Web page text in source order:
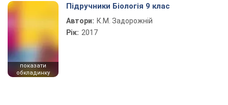
показати
обкладинку
Підручники Біологія 9 клас
Автори: К.М. Задорожній
Рік: 2017